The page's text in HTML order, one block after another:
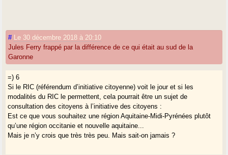
#
Le 30 décembre 2018 à 20:10
Jules Ferry frappé par la différence de ce qui était au sud de la
Garonne
=) 6
Si le RIC (référendum d’initiative citoyenne) voit le jour et si les
modalités du RIC le permettent, cela pourrait être un sujet de
consultation des citoyens à l’initiative des citoyens :
Est ce que vous souhaitez une région Aquitaine-Midi-Pyrénées plutôt
qu’une région occitanie et nouvelle aquitaine...
Mais je n’y crois que très très peu. Mais sait-on jamais ?